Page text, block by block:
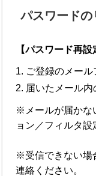
パスワードの
【パスワード再設
ご登録のメー
届いたメール
※メールが届かな
ョン／フィルタ設
※受信できない場
連絡ください。